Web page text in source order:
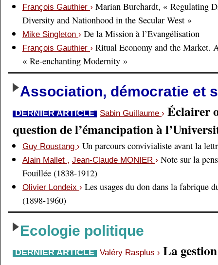
François Gauthier › Marian Burchardt, « Regulating
Diversity and Nationhood in the Secular West »
Mike Singleton › De la Mission à l’Evangélisation
François Gauthier › Ritual Economy and the Market.
« Re-enchanting Modernity »
Association, démocratie et
DERNIER ARTICLE Sabin Guillaume › Éclairer
question de l’émancipation à
Guy Roustang › Un parcours convivialiste avant la
Alain Mallet , Jean-Claude MONIER › Note sur la
Fouillée (1838-1912)
Olivier Londeix › Les usages du don dans la fabrique
(1898-1960)
Ecologie politique
DERNIER ARTICLE Valéry Rasplus › La